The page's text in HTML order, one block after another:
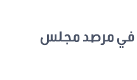
مرصد مجلس